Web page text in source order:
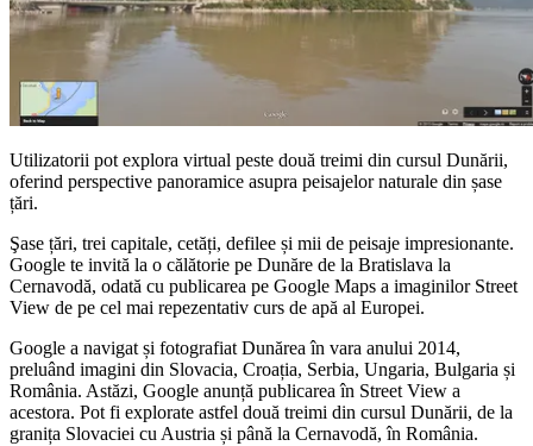
Utilizatorii pot explora virtual peste două treimi din cursul Dunării,
oferind perspective panoramice asupra peisajelor naturale din șase
țări.
Şase țări, trei capitale, cetăți, defilee și mii de peisaje impresionante.
Google te invită la o călătorie pe Dunăre de la Bratislava la
Cernavodă, odată cu publicarea pe Google Maps a imaginilor Street
View de pe cel mai repezentativ curs de apă al Europei.
Google a navigat și fotografiat Dunărea în vara anului 2014,
preluând imagini din Slovacia, Croația, Serbia, Ungaria, Bulgaria și
România. Astăzi, Google anunță publicarea în Street View a
acestora. Pot fi explorate astfel două treimi din cursul Dunării, de la
granița Slovaciei cu Austria și până la Cernavodă, în România.